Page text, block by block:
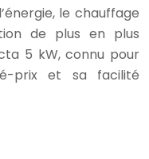
le chauffage
de plus en plus
5 kW, connu pour
prix et sa facilité